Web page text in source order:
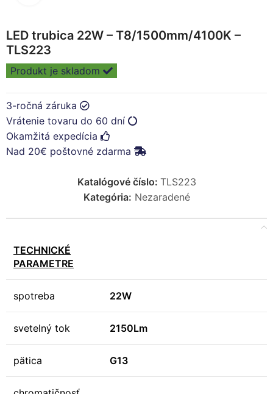
LED trubica 22W – T8/1500mm/4100K –
TLS223
Produkt je skladom
3-ročná záruka
Vrátenie tovaru do 60 dní
Okamžitá expedícia
Nad 20€ poštovné zdarma
Katalógové číslo: TLS223
Kategória: Nezaradené
TECHNICKÉ
PARAMETRE
spotreba 22W
svetelný tok 2150Lm
pätica G13